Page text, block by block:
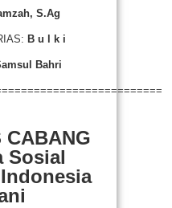
S.Ag
B u l k i
Bahri
CABANG
Sosial